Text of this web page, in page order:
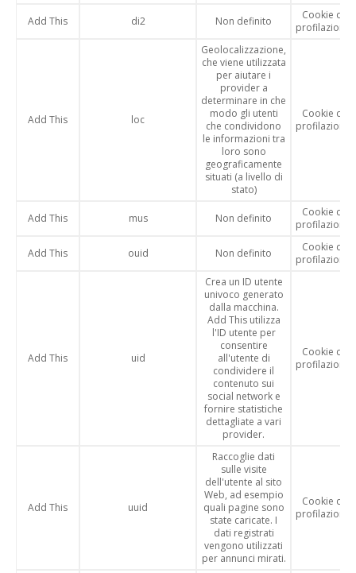
Add This di2 Non definito
Cookie di
profilazione
Add This loc
Geolocalizzazione,
che viene utilizzata
per aiutare i
provider a
determinare in che
modo gli utenti
che condividono
le informazioni tra
loro sono
geograficamente
situati (a livello di
stato)
Cookie di
profilazione
Add This mus Non definito
Cookie di
profilazione
Add This ouid Non definito
Cookie di
profilazione
Add This uid
Crea un ID utente
univoco generato
dalla macchina.
Add This utilizza
l'ID utente per
consentire
all'utente di
condividere il
contenuto sui
social network e
fornire statistiche
dettagliate a vari
provider.
Cookie di
profilazione
Add This uuid
Raccoglie dati
sulle visite
dell'utente al sito
Web, ad esempio
quali pagine sono
state caricate. I
dati registrati
vengono utilizzati
per annunci mirati.
Cookie di
profilazione